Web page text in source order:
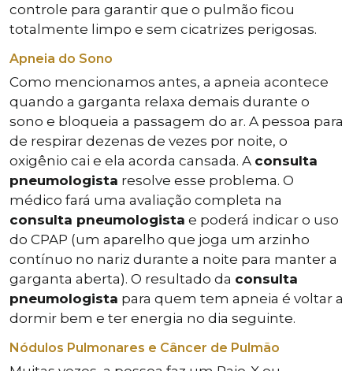
controle para garantir que o pulmão ficou
totalmente limpo e sem cicatrizes perigosas.
Apneia do Sono
Como mencionamos antes, a apneia acontece
quando a garganta relaxa demais durante o
sono e bloqueia a passagem do ar. A pessoa para
de respirar dezenas de vezes por noite, o
oxigênio cai e ela acorda cansada. A consulta
pneumologista resolve esse problema. O
médico fará uma avaliação completa na
consulta pneumologista e poderá indicar o uso
do CPAP (um aparelho que joga um arzinho
contínuo no nariz durante a noite para manter a
garganta aberta). O resultado da consulta
pneumologista para quem tem apneia é voltar a
dormir bem e ter energia no dia seguinte.
Nódulos Pulmonares e Câncer de Pulmão